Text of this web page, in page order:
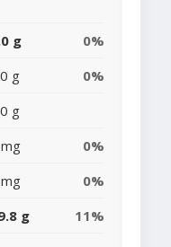
g
0%
g
0%
g
0%
0%
g
11%